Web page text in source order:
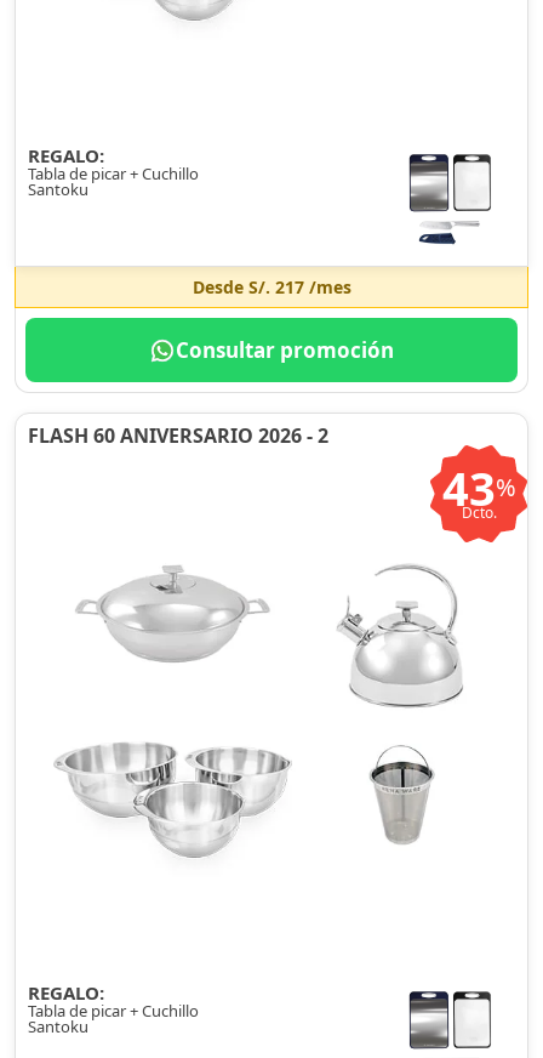
REGALO:
Tabla de picar + Cuchillo
Santoku
Desde S/. 217/mes
Consultar promoción
FLASH 60 ANIVERSARIO 2026 - 2
43%
Dcto.
REGALO:
Tabla de picar + Cuchillo
Santoku